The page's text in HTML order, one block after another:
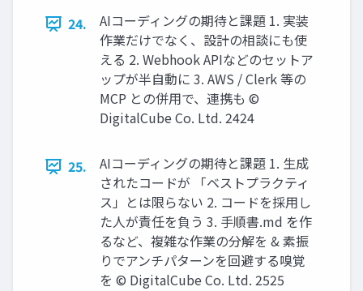
24.
AIコーディングの期待と課題 1. 実装
作業だけでなく、設計の相談にも使
える 2. Webhook APIなどのセットア
ップが半⾃動に 3. AWS / Clerk 等の
MCP との併⽤で、連携も ©
DigitalCube Co. Ltd. 2424
25.
AIコーディングの期待と課題 1. ⽣成
されたコードが 「ベストプラクティ
ス」とは限らない 2. コードを採⽤し
た⼈が責任を負う 3. ⼿順書.md を作
るなど、複雑な作業の分解を & 素振
りでアンチパターンを回避する嗅覚
を © DigitalCube Co. Ltd. 2525